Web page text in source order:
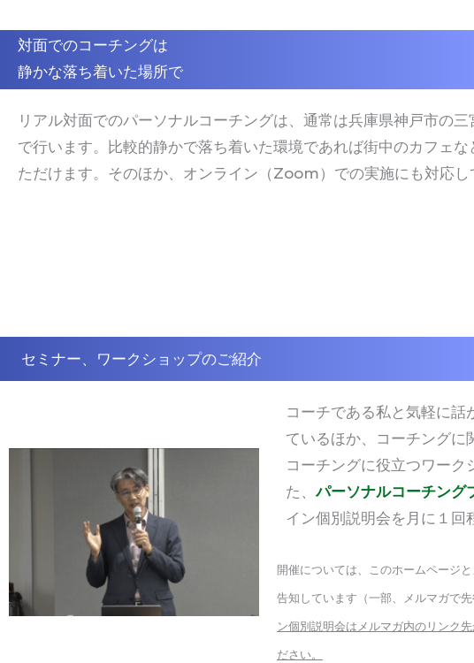
対面でのコーチングは
静かな落ち着いた場所で
リアル対面でのパーソナルコーチングは、通常は兵庫県神戸市の三
で行います。比較的静かで落ち着いた環境であれば街中のカフェな
ただけます。そのほか、オンライン（ Zoom ）での実施にも対応し
セミナー、ワークショップのご紹介
コーチである私と気軽に話
ているほか、コーチングに
コーチングに役立つワーク
た、パーソナルコーチング
イン個別説明会を月に１回
開催については、このホームページ
告知しています（一部、メルマガで先
ン個別説明会はメルマガ内のリンク
ださい。